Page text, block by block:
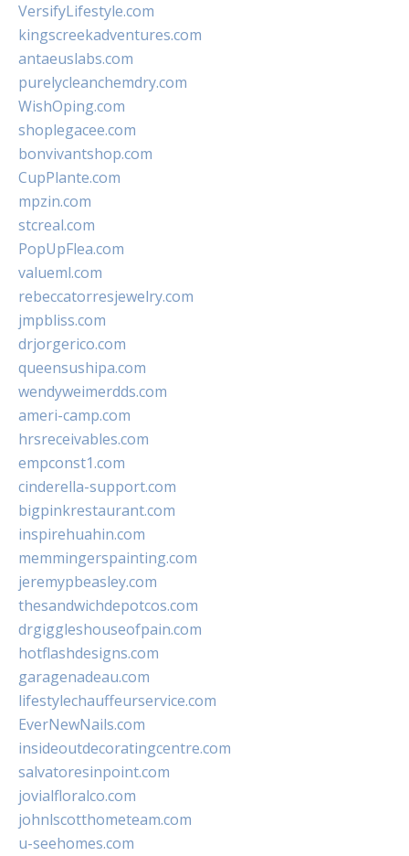
VersifyLifestyle.com
kingscreekadventures.com
antaeuslabs.com
purelycleanchemdry.com
WishOping.com
shoplegacee.com
bonvivantshop.com
CupPlante.com
mpzin.com
stcreal.com
PopUpFlea.com
valueml.com
rebeccatorresjewelry.com
jmpbliss.com
drjorgerico.com
queensushipa.com
wendyweimerdds.com
ameri-camp.com
hrsreceivables.com
empconst1.com
cinderella-support.com
bigpinkrestaurant.com
inspirehuahin.com
memmingerspainting.com
jeremypbeasley.com
thesandwichdepotcos.com
drgiggleshouseofpain.com
hotflashdesigns.com
garagenadeau.com
lifestylechauffeurservice.com
EverNewNails.com
insideoutdecoratingcentre.com
salvatoresinpoint.com
jovialfloralco.com
johnlscotthometeam.com
u-seehomes.com